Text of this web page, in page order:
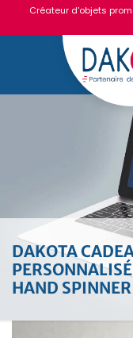
Créateur d'objets
DAKOTA
HAND SPINNER